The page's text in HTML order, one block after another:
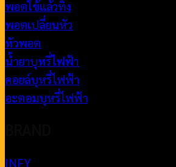
พอตใช้แล้วทิ้ง
พอตเปลี่ยนหัว
หัวพอต
น้ำยาบุหรี่ไฟฟ้า
คอยล์บุหรี่ไฟฟ้า
อะตอมบุหรี่ไฟฟ้า
INFY